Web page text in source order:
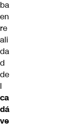
ba
en
re
ali
da
d
de
l
ca
dá
ve